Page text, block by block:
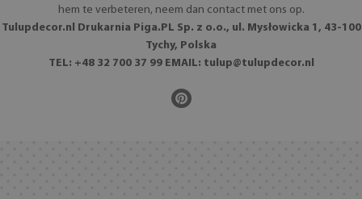
hem te verbeteren, neem dan contact met ons op.
Tulupdecor.nl Drukarnia Piga.PL Sp. z o.o., ul. Mysłowicka 1, 43-100
Tychy, Polska
TEL: +48 32 700 37 99 EMAIL: tulup@tulupdecor.nl